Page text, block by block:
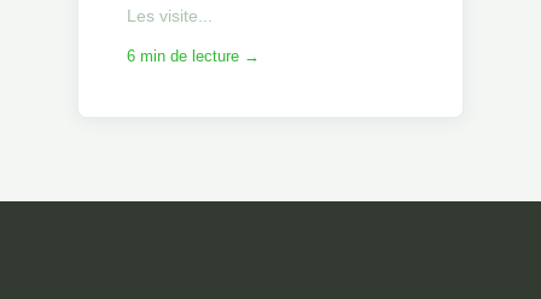
Les visite...
6 min de lecture →